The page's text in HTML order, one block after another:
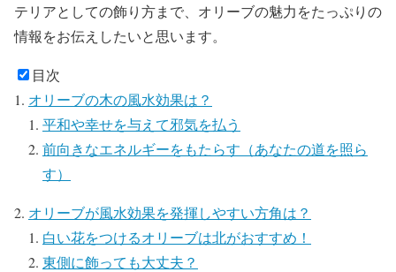
テリアとしての飾り方まで、オリーブの魅力をたっぷりの
情報をお伝えしたいと思います。
目次
オリーブの木の風水効果は？
平和や幸せを与えて邪気を払う
前向きなエネルギーをもたらす（あなたの道を照ら
す）
オリーブが風水効果を発揮しやすい方角は？
白い花をつけるオリーブは北がおすすめ！
東側に飾っても大丈夫？